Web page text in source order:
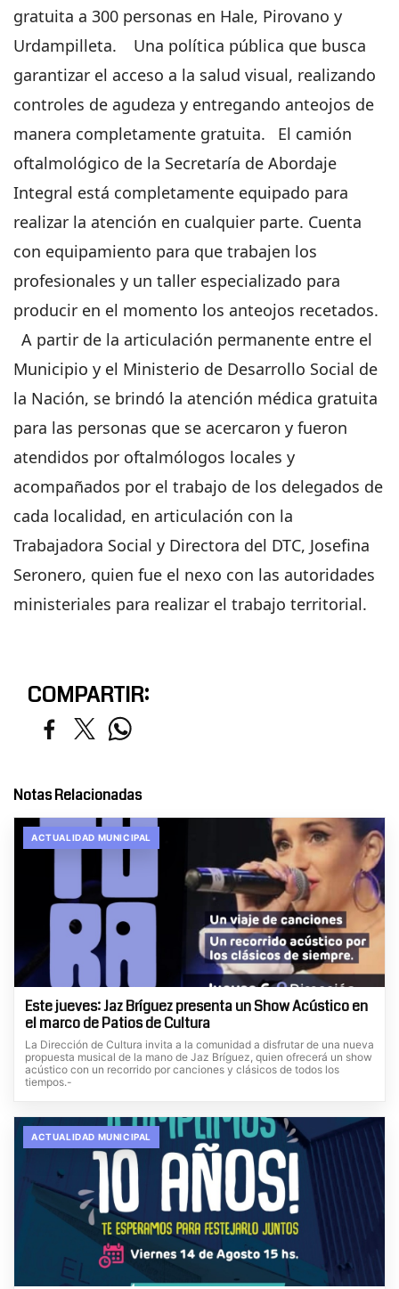
gratuita a 300 personas en Hale, Pirovano y
Urdampilleta.
Una política pública que busca
garantizar el acceso a la salud visual, realizando
controles de agudeza y entregando anteojos de
manera completamente gratuita.
El camión
oftalmológico de la Secretaría de Abordaje
Integral está completamente equipado para
realizar la atención en cualquier parte. Cuenta
con equipamiento para que trabajen los
profesionales y un taller especializado para
producir en el momento los anteojos recetados.
A partir de la articulación permanente entre el
Municipio y el Ministerio de Desarrollo Social de
la Nación, se brindó la atención médica gratuita
para las personas que se acercaron y fueron
atendidos por oftalmólogos locales y
acompañados por el trabajo de los delegados de
cada localidad, en articulación con la
Trabajadora Social y Directora del DTC, Josefina
Seronero, quien fue el nexo con las autoridades
ministeriales para realizar el trabajo territorial.
COMPARTIR:
Notas Relacionadas
ACTUALIDAD MUNICIPAL
Este jueves: Jaz Bríguez presenta un Show Acústico en
el marco de Patios de Cultura
La Dirección de Cultura invita a la comunidad a disfrutar de una nueva
propuesta musical de la mano de Jaz Bríguez, quien ofrecerá un show
acústico con un recorrido por canciones y clásicos de todos los
tiempos.-
ACTUALIDAD MUNICIPAL